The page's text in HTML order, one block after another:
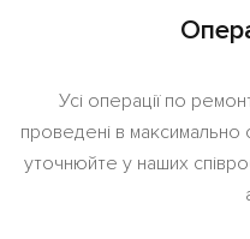
Усі операції по
проведені в максимально
уточнюйте у наших